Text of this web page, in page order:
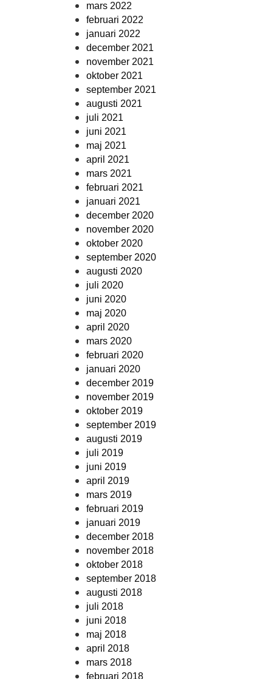
mars 2022
februari 2022
januari 2022
december 2021
november 2021
oktober 2021
september 2021
augusti 2021
juli 2021
juni 2021
maj 2021
april 2021
mars 2021
februari 2021
januari 2021
december 2020
november 2020
oktober 2020
september 2020
augusti 2020
juli 2020
juni 2020
maj 2020
april 2020
mars 2020
februari 2020
januari 2020
december 2019
november 2019
oktober 2019
september 2019
augusti 2019
juli 2019
juni 2019
april 2019
mars 2019
februari 2019
januari 2019
december 2018
november 2018
oktober 2018
september 2018
augusti 2018
juli 2018
juni 2018
maj 2018
april 2018
mars 2018
februari 2018